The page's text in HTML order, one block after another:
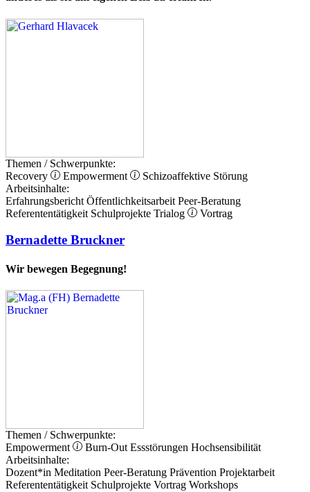
Themen / Schwerpunkte:
Recovery
Empowerment
Schizoaffektive Störung
Arbeitsinhalte:
Erfahrungsbericht Öffentlichkeitsarbeit Peer-Beratung
Referententätigkeit Schulprojekte Trialog Vortrag
Bernadette Bruckner
Wir bewegen Begegnung!
Themen / Schwerpunkte:
Empowerment
Burn-Out Essstörungen Hochsensibilität
Arbeitsinhalte:
Dozent*in Meditation Peer-Beratung Prävention Projektarbeit
Referententätigkeit Schulprojekte Vortrag Workshops